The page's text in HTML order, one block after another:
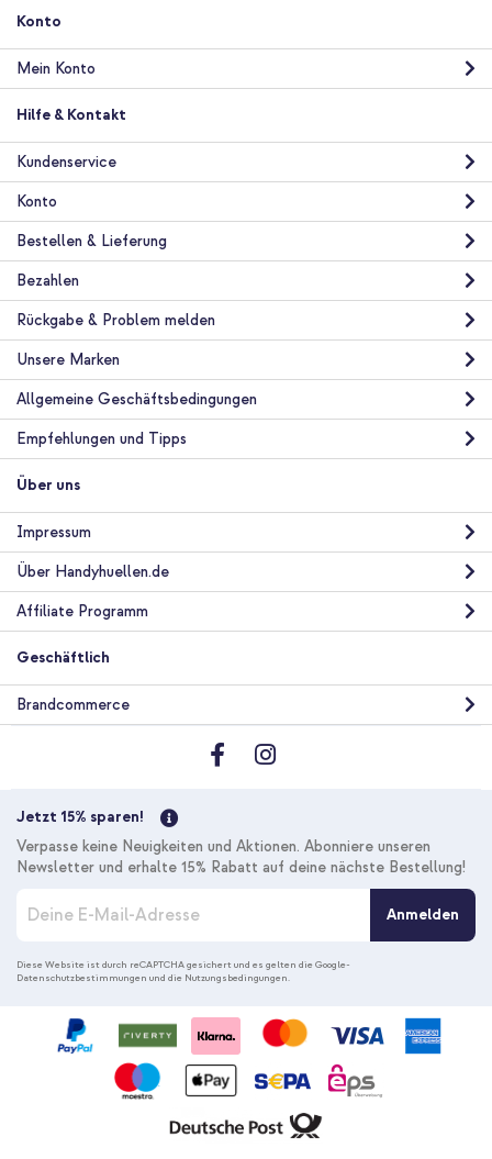
Kostenloser
Versand
Konto
Mein Konto
Hilfe & Kontakt
Kundenservice
Konto
Bestellen & Lieferung
Bezahlen
Rückgabe & Problem melden
Unsere Marken
Allgemeine Geschäftsbedingungen
Empfehlungen und Tipps
Über uns
Impressum
Über Handyhuellen.de
Affiliate Programm
Geschäftlich
Brandcommerce
Jetzt 15% sparen!
Verpasse keine Neuigkeiten und Aktionen. Abonniere unseren
Newsletter und erhalte 15% Rabatt auf deine nächste Bestellung!
d
e
Anmelden
Diese Website ist durch reCAPTCHA gesichert und es gelten dieGoogle-
Datenschutzbestimmungen und die Nutzungsbedingungen.